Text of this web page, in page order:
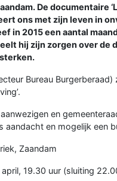
De documentaire
ons met zijn leven in
in 2015 een aantal
hij zijn zorgen over
Bureau
en
aandacht en mogelijk een
Zaandam
19.30 uur (sluiting